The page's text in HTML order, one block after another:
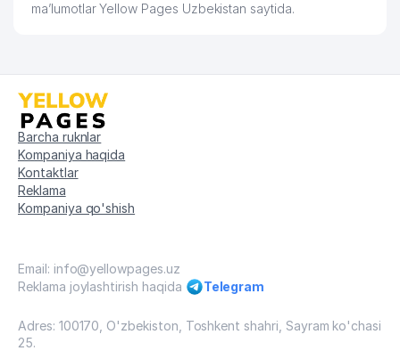
ma’lumotlar Yellow Pages Uzbekistan saytida.
Barcha ruknlar
Kompaniya haqida
Kontaktlar
Reklama
Kompaniya qo'shish
Email: info@yellowpages.uz
Reklama joylashtirish haqida
Telegram
Adres: 100170, O'zbekiston, Toshkent shahri, Sayram ko'chasi
25.